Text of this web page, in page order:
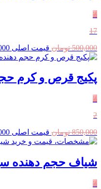
٪
17
500,000 تومان قیمت اصلی 500,000 تومان بود.
پکیج قرص و کرم
٪
2
850,000 تومان قیمت اصلی 850,000 تومان بود.
شیاف حجم دهنده
٪